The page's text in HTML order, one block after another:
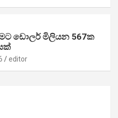
ඩොලර් මිලියන 567ක
editor